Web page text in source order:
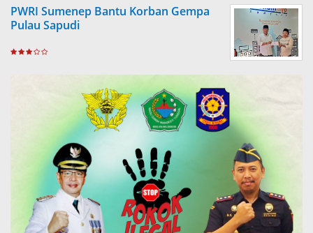
PWRI Sumenep Bantu Korban Gempa
Pulau Sapudi